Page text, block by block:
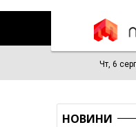
Чт, 6
НОВИНИ